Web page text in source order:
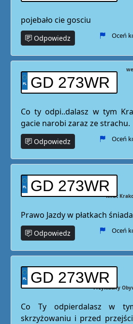
pojebało cie gosciu
Odpowiedz Oceń
GD 273WR
Co ty odpi..dalasz w tym
gacie narobi zaraz ze strachu.
Odpowiedz Oceń
GD 273WR
Knut
Prawo Jazdy w płatkach
Odpowiedz Oceń
GD 273WR
Przykładny
Co Ty odpierdalasz w
skrzyżowaniu i przed